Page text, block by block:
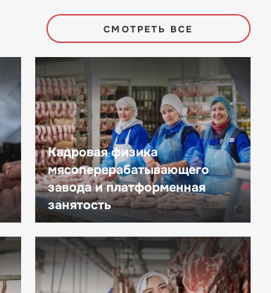
СМОТРЕТЬ ВСЕ
Кадровая физика
мясоперерабатывающего
завода и платформенная
занятость